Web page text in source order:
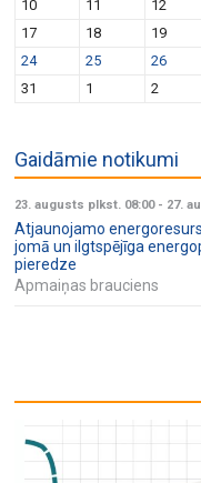
10 11 12
17
18 19
24
25 26
31
1 2
Gaidāmie notikumi
23. augusts plkst. 08:00- 27.
Atjaunojamo
jomā un ilgtspējīga
pieredze
Apmaiņas brauciens